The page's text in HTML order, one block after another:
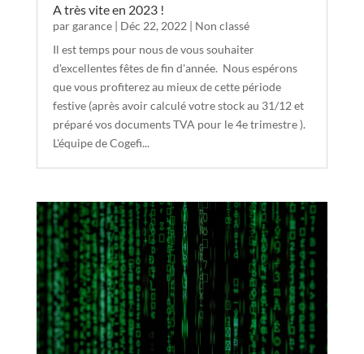
A très vite en 2023 !
pargarance| Déc 22, 2022 | Non classé
Il est temps pour nous de vous souhaiter
d'excellentes fêtes de fin d'année. Nous espérons
que vous profiterez au mieux de cette période
festive (après avoir calculé votre stock au 31/12 et
préparé vos documents TVA pour le 4e trimestre ).
L'équipe de Cogefi...